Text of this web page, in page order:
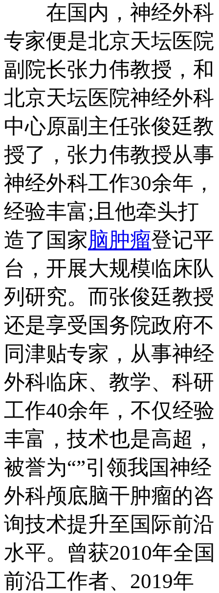
在国内，神经外科
专家便是北京天坛医院
副院长张力伟教授，和
北京天坛医院神经外科
中心原副主任张俊廷教
授了，张力伟教授从事
神经外科工作30余年，
经验丰富;且他牵头打
造了国家脑肿瘤登记平
台，开展大规模临床队
列研究。而张俊廷教授
还是享受国务院政府不
同津贴专家，从事神经
外科临床、教学、科研
工作40余年，不仅经验
丰富，技术也是高超，
被誉为“”引领我国神经
外科颅底脑干肿瘤的咨
询技术提升至国际前沿
水平。曾获2010年全国
前沿工作者、2019年